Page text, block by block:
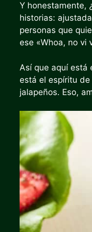
Y honestamente,
historias:
personas que
ese «Whoa, no vi
Así que aquí está
está el espíritu
jalapeños. Eso,